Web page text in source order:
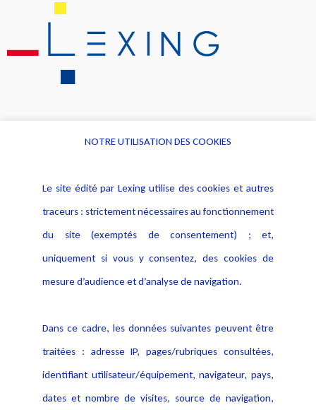
Alerte professionnelle
Déclaration d'accessibilité
Notice Légale
Politique de protection des
données
Publications
NOTRE UTILISATION DES COOKIES
Le site édité par Lexing utilise des cookies et autres
traceurs : strictement nécessaires au fonctionnement
du site (exemptés de consentement) ; et,
uniquement si vous y consentez, des cookies de
mesure d’audience et d’analyse de navigation.
Dans ce cadre, les données suivantes peuvent être
traitées : adresse IP, pages/rubriques consultées,
identifiant utilisateur/équipement, navigateur, pays,
dates et nombre de visites, source de navigation,